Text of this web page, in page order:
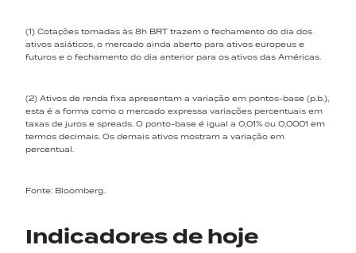
(1) Cotações tomadas às 8h BRT trazem o fechamento do dia dos
ativos asiáticos, o mercado ainda aberto para ativos europeus e
futuros e o fechamento do dia anterior para os ativos das Américas.
(2) Ativos de renda fixa apresentam a variação em pontos-base (p.b.),
esta é a forma como o mercado expressa variações percentuais em
taxas de juros e spreads. O ponto-base é igual a 0,01% ou 0,0001 em
termos decimais. Os demais ativos mostram a variação em
percentual.
Fonte: Bloomberg.
Indicadores de hoje